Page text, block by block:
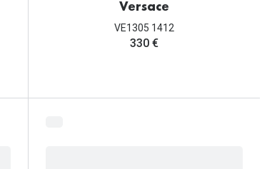
Versace
VE1305 1412
330 €